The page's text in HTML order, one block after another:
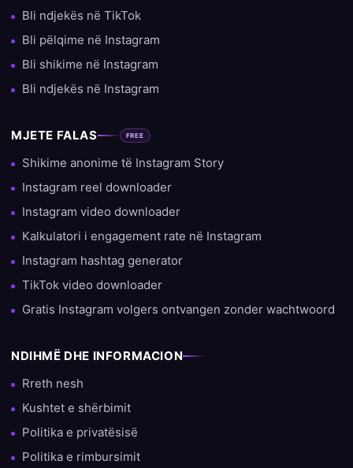
Bli ndjekës në TikTok
Bli pëlqime në Instagram
Bli shikime në Instagram
Bli ndjekës në Instagram
MJETE FALAS FREE
Shikime anonime të Instagram Story
Instagram reel downloader
Instagram video downloader
Kalkulatori i engagement rate në Instagram
Instagram hashtag generator
TikTok video downloader
Gratis Instagram volgers ontvangen zonder wachtwoord
NDIHMË DHE INFORMACION
Rreth nesh
Kushtet e shërbimit
Politika e privatësisë
Politika e rimbursimit